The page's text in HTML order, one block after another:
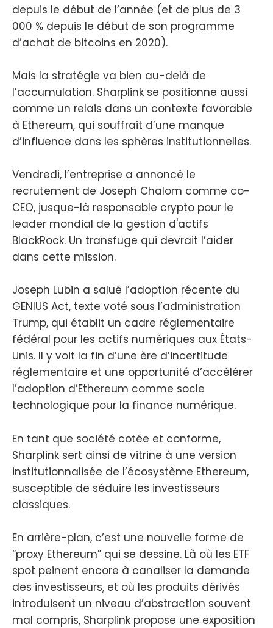
depuis le début de l’année (et de plus de 3
000 % depuis le début de son programme
d’achat de bitcoins en 2020).
Mais la stratégie va bien au-delà de
l’accumulation. Sharplink se positionne aussi
comme un relais dans un contexte favorable
à Ethereum, qui souffrait d’une manque
d’influence dans les sphères institutionnelles.
Vendredi, l’entreprise a annoncé le
recrutement de Joseph Chalom comme co-
CEO, jusque-là responsable crypto pour le
leader mondial de la gestion d'actifs
BlackRock. Un transfuge qui devrait l’aider
dans cette mission.
Joseph Lubin a salué l’adoption récente du
GENIUS Act, texte voté sous l’administration
Trump, qui établit un cadre réglementaire
fédéral pour les actifs numériques aux États-
Unis. Il y voit la fin d’une ère d’incertitude
réglementaire et une opportunité d’accélérer
l’adoption d’Ethereum comme socle
technologique pour la finance numérique.
En tant que société cotée et conforme,
Sharplink sert ainsi de vitrine à une version
institutionnalisée de l’écosystème Ethereum,
susceptible de séduire les investisseurs
classiques.
En arrière-plan, c’est une nouvelle forme de
“proxy Ethereum” qui se dessine. Là où les ETF
spot peinent encore à canaliser la demande
des investisseurs, et où les produits dérivés
introduisent un niveau d’abstraction souvent
mal compris, Sharplink propose une exposition